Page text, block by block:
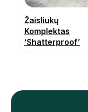
Žaisliukų
Komplektas
‘Shatterproof’